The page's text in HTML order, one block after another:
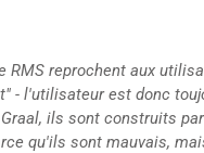
RMS reprochent aux
- l'utilisateur est donc
ils sont construits
qu'ils sont mauvais,